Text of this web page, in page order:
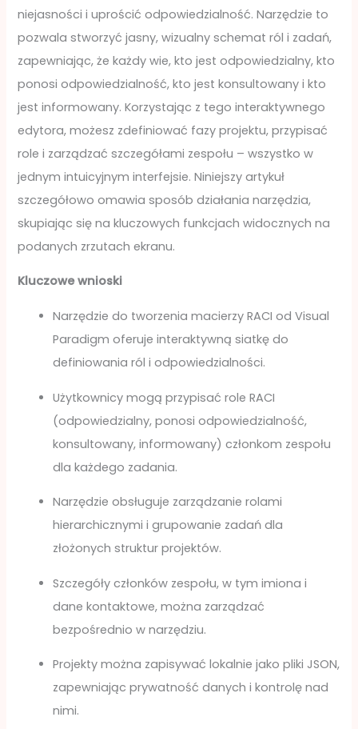
niejasności i uprościć odpowiedzialność. Narzędzie to
pozwala stworzyć jasny, wizualny schemat ról i zadań,
zapewniając, że każdy wie, kto jest odpowiedzialny, kto
ponosi odpowiedzialność, kto jest konsultowany i kto
jest informowany. Korzystając z tego interaktywnego
edytora, możesz zdefiniować fazy projektu, przypisać
role i zarządzać szczegółami zespołu – wszystko w
jednym intuicyjnym interfejsie. Niniejszy artykuł
szczegółowo omawia sposób działania narzędzia,
skupiając się na kluczowych funkcjach widocznych na
podanych zrzutach ekranu.
Kluczowe wnioski
Narzędzie do tworzenia macierzy RACI od Visual
Paradigm oferuje interaktywną siatkę do
definiowania ról i odpowiedzialności.
Użytkownicy mogą przypisać role RACI
(odpowiedzialny, ponosi odpowiedzialność,
konsultowany, informowany) członkom zespołu
dla każdego zadania.
Narzędzie obsługuje zarządzanie rolami
hierarchicznymi i grupowanie zadań dla
złożonych struktur projektów.
Szczegóły członków zespołu, w tym imiona i
dane kontaktowe, można zarządzać
bezpośrednio w narzędziu.
Projekty można zapisywać lokalnie jako pliki JSON,
zapewniając prywatność danych i kontrolę nad
nimi.